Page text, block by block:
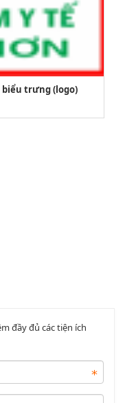
trưng (logo)
làm
đầy đủ các tiện ích